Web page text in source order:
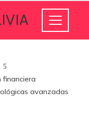
financiera
avanzadas